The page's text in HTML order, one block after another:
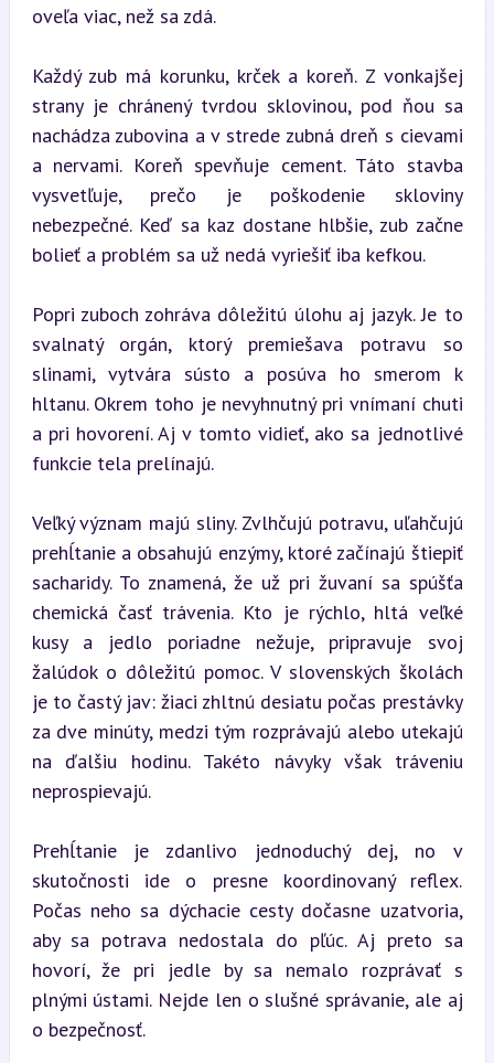
oveľa viac, než sa zdá.
Každý zub má korunku, krček a koreň. Z vonkajšej
strany je chránený tvrdou sklovinou, pod ňou sa
nachádza zubovina a v strede zubná dreň s cievami
a nervami. Koreň spevňuje cement. Táto stavba
vysvetľuje, prečo je poškodenie skloviny
nebezpečné. Keď sa kaz dostane hlbšie, zub začne
bolieť a problém sa už nedá vyriešiť iba kefkou.
Popri zuboch zohráva dôležitú úlohu aj jazyk. Je to
svalnatý orgán, ktorý premiešava potravu so
slinami, vytvára sústo a posúva ho smerom k
hltanu. Okrem toho je nevyhnutný pri vnímaní chuti
a pri hovorení. Aj v tomto vidieť, ako sa jednotlivé
funkcie tela prelínajú.
Veľký význam majú sliny. Zvlhčujú potravu, uľahčujú
prehĺtanie a obsahujú enzýmy, ktoré začínajú štiepiť
sacharidy. To znamená, že už pri žuvaní sa spúšťa
chemická časť trávenia. Kto je rýchlo, hltá veľké
kusy a jedlo poriadne nežuje, pripravuje svoj
žalúdok o dôležitú pomoc. V slovenských školách
je to častý jav: žiaci zhltnú desiatu počas prestávky
za dve minúty, medzi tým rozprávajú alebo utekajú
na ďalšiu hodinu. Takéto návyky však tráveniu
neprospievajú.
Prehĺtanie je zdanlivo jednoduchý dej, no v
skutočnosti ide o presne koordinovaný reflex.
Počas neho sa dýchacie cesty dočasne uzatvoria,
aby sa potrava nedostala do pľúc. Aj preto sa
hovorí, že pri jedle by sa nemalo rozprávať s
plnými ústami. Nejde len o slušné správanie, ale aj
o bezpečnosť.